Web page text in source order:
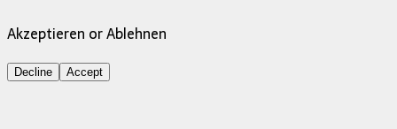
Akzeptieren or Ablehnen
Decline Accept